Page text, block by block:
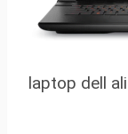
laptop dell